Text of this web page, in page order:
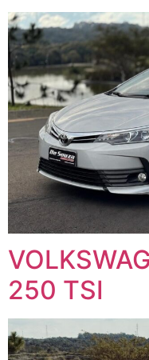
250 TSI